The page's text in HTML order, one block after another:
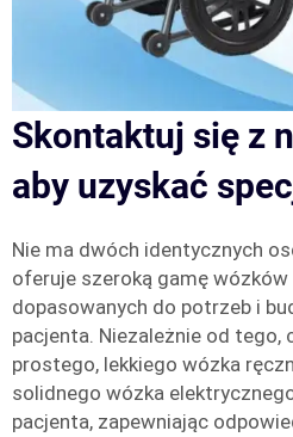
Skontaktuj się z
aby uzyskać
Nie ma dwóch identycznych
oferuje szeroką gamę
dopasowanych do potrzeb i
pacjenta. Niezależnie od tego,
prostego, lekkiego wózka
solidnego wózka
pacjenta, zapewniając